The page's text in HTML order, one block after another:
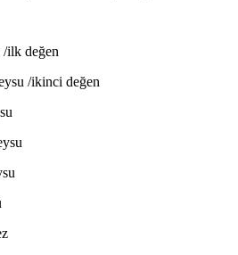
/ilk değen
/ikinci değen